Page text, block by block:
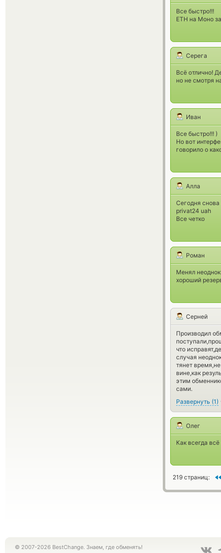
Все быстро!!!
ETH на Моно
Серега
Всё отлично!
но не смотря
Иван
Все быстро!!! )
Но вот
говорило о
Алла
Сегодня
privat24 uah
Все четко
Роман
Менял
хороший
Серней
Производил
что
случая
тянет
вине,как
этим
сами.
Развернуть (1)
Олег
Как всегда
219 страниц:
© 2007-2026 BestChange. Знаем, где обменять!